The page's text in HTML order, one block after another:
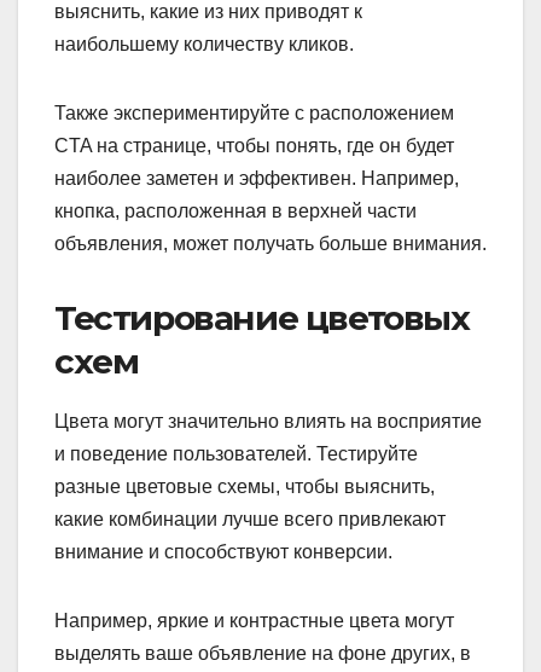
выяснить, какие из них приводят к
наибольшему количеству кликов.
Также экспериментируйте с расположением
CTA на странице, чтобы понять, где он будет
наиболее заметен и эффективен. Например,
кнопка, расположенная в верхней части
объявления, может получать больше внимания.
Тестирование цветовых
схем
Цвета могут значительно влиять на восприятие
и поведение пользователей. Тестируйте
разные цветовые схемы, чтобы выяснить,
какие комбинации лучше всего привлекают
внимание и способствуют конверсии.
Например, яркие и контрастные цвета могут
выделять ваше объявление на фоне других, в